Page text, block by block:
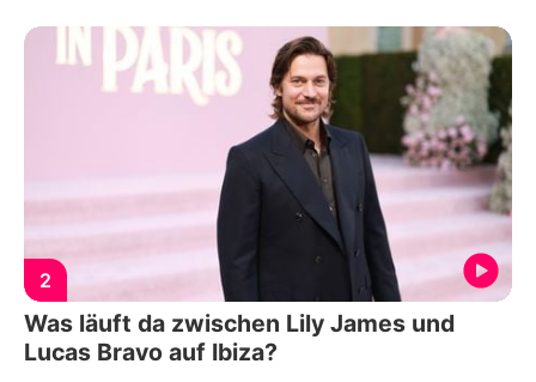
2
Was läuft da zwischen Lily James und
Lucas Bravo auf Ibiza?